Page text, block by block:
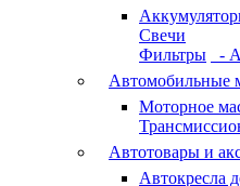
Свечи
Фильтры
-
Автомобильные
Моторное
Автотовары и
Автокресла